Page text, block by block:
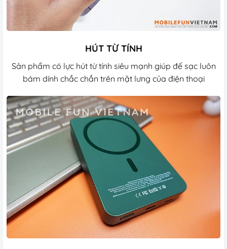
HÚT TỪ TÍNH
Sản phẩm có lực hút từ tính siêu mạnh giúp đế sạc luôn
bám dính chắc chắn trên mặt lưng của điện thoại